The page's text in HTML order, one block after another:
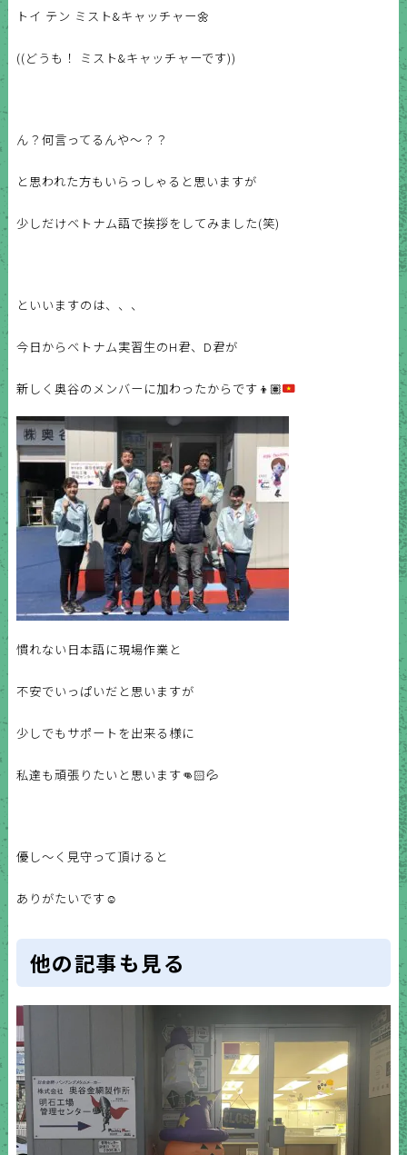
トイ テン ミスト&キャッチャー🌼
((どうも！ ミスト&キャッチャーです))
ん？何言ってるんや〜？？
と思われた方もいらっしゃると思いますが
少しだけベトナム語で挨拶をしてみました(笑)
といいますのは、、、
今日からベトナム実習生のH君、D君が
新しく奥谷のメンバーに加わったからです 👦🏽
慣れない日本語に現場作業と
不安でいっぱいだと思いますが
少しでもサポートを出来る様に
私達も頑張りたいと思います👊🏻💦
優し〜く見守って頂けると
ありがたいです☺️
他の記事も見る